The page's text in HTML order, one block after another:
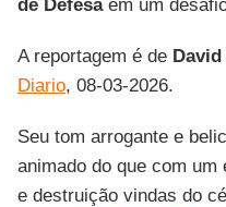
de Defesaem um
A reportagem é de David
Diario, 08-03-2026.
Seu tom arrogante e
animado do que com
e destruição vindas do